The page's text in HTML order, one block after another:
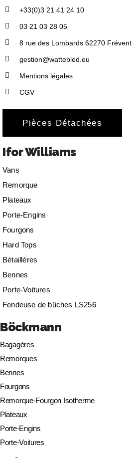
+33(0)3 21 41 24 10
03 21 03 28 05
8 rue des Lombards 62270 Frévent
gestion@wattebled.eu
Mentions légales
CGV
Pièces Détachées
Ifor Williams
Vans
Remorque
Plateaux
Porte-Engins
Fourgons
Hard Tops
Bétaillères
Bennes
Porte-Voitures
Fendeuse de bûches LS256
Böckmann
Bagagères
Remorques
Bennes
Fourgons
Remorque-Fourgon Isotherme
Plateaux
Porte-Engins
Porte-Voitures